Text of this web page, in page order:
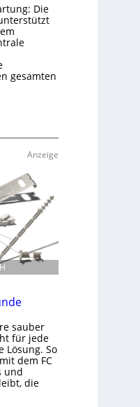
Die
gesamten
Anzeige
sauber
für jede
Lösung. So
dem FC
und
die